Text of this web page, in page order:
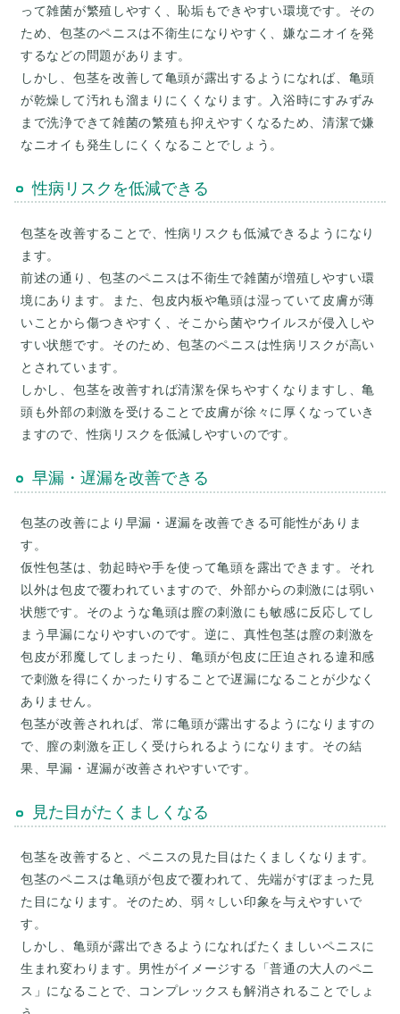
って雑菌が繁殖しやすく、恥垢もできやすい環境です。その
ため、包茎のペニスは不衛生になりやすく、嫌なニオイを発
するなどの問題があります。
しかし、包茎を改善して亀頭が露出するようになれば、亀頭
が乾燥して汚れも溜まりにくくなります。入浴時にすみずみ
まで洗浄できて雑菌の繁殖も抑えやすくなるため、清潔で嫌
性病リスクを低減できる
包茎を改善することで、性病リスクも低減できるようになり
ます。
前述の通り、包茎のペニスは不衛生で雑菌が増殖しやすい環
境にあります。また、包皮内板や亀頭は湿っていて皮膚が薄
いことから傷つきやすく、そこから菌やウイルスが侵入しや
すい状態です。そのため、包茎のペニスは性病リスクが高い
とされています。
しかし、包茎を改善すれば清潔を保ちやすくなりますし、亀
頭も外部の刺激を受けることで皮膚が徐々に厚くなっていき
早漏・遅漏を改善できる
包茎の改善により早漏・遅漏を改善できる可能性がありま
す。
仮性包茎は、勃起時や手を使って亀頭を露出できます。それ
以外は包皮で覆われていますので、外部からの刺激には弱い
状態です。そのような亀頭は膣の刺激にも敏感に反応してし
まう早漏になりやすいのです。逆に、真性包茎は膣の刺激を
包皮が邪魔してしまったり、亀頭が包皮に圧迫される違和感
で刺激を得にくかったりすることで遅漏になることが少なく
ありません。
包茎が改善されれば、常に亀頭が露出するようになりますの
で、膣の刺激を正しく受けられるようになります。その結
見た目がたくましくなる
包茎を改善すると、ペニスの見た目はたくましくなります。
包茎のペニスは亀頭が包皮で覆われて、先端がすぼまった見
た目になります。そのため、弱々しい印象を与えやすいで
す。
しかし、亀頭が露出できるようになればたくましいペニスに
生まれ変わります。男性がイメージする「普通の大人のペニ
ス」になることで、コンプレックスも解消されることでしょ